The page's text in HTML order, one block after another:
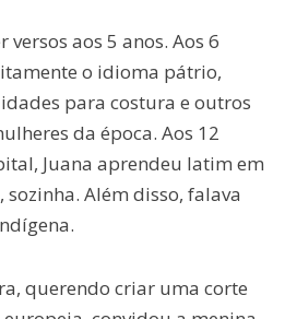
versos aos 5 anos. Aos 6
o idioma pátrio,
para costura e outros
da época. Aos 12
Juana aprendeu latim em
Além disso, falava
querendo criar uma corte